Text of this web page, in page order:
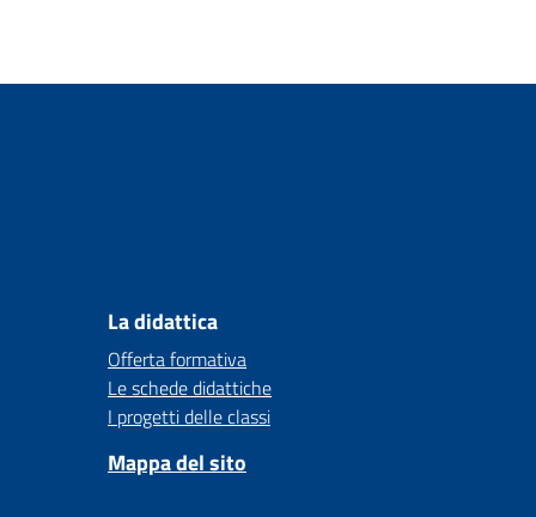
La didattica
Offerta formativa
Le schede didattiche
I progetti delle classi
Mappa del sito